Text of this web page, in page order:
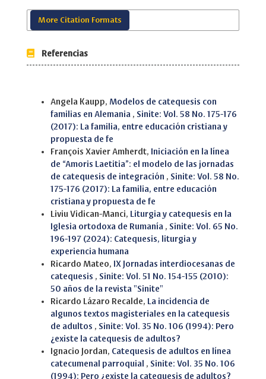
More Citation Formats
Referencias
Angela Kaupp, Modelos de catequesis con
familias en Alemania , Sinite: Vol. 58 No. 175-176
(2017): La familia, entre educación cristiana y
propuesta de fe
François Xavier Amherdt, Iniciación en la línea
de “Amoris Laetitia”: el modelo de las jornadas
de catequesis de integración , Sinite: Vol. 58 No.
175-176 (2017): La familia, entre educación
cristiana y propuesta de fe
Liviu Vidican-Manci, Liturgia y catequesis en la
Iglesia ortodoxa de Rumanía , Sinite: Vol. 65 No.
196-197 (2024): Catequesis, liturgia y
experiencia humana
Ricardo Mateo, IX Jornadas interdiocesanas de
catequesis , Sinite: Vol. 51 No. 154-155 (2010):
50 años de la revista "Sinite"
Ricardo Lázaro Recalde, La incidencia de
algunos textos magisteriales en la catequesis
de adultos , Sinite: Vol. 35 No. 106 (1994): Pero
¿existe la catequesis de adultos?
Ignacio Jordan, Catequesis de adultos en línea
catecumenal parroquial , Sinite: Vol. 35 No. 106
(1994): Pero ¿existe la catequesis de adultos?